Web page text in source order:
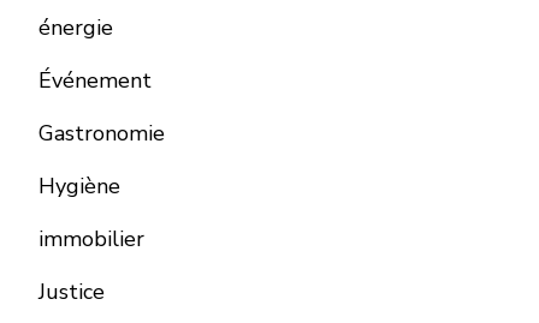
énergie
Événement
Gastronomie
Hygiène
immobilier
Justice